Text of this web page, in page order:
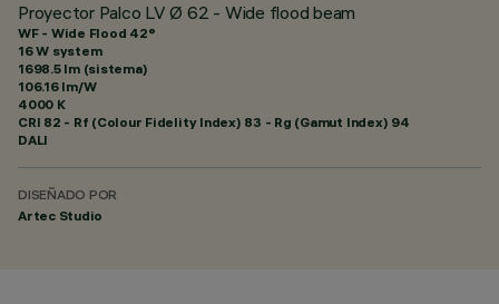
Proyector Palco LV Ø 62 - Wide flood beam
WF - Wide Flood 42°
16 W system
1698.5 lm (sistema)
106.16 lm/W
4000 K
CRI 82 - Rf (Colour Fidelity Index) 83 - Rg (Gamut Index) 94
DALI
DISEÑADO POR
Artec Studio